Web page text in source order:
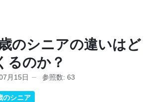
のシニアの違いはど
るのか？
月15日 参照数: 63
のシニア